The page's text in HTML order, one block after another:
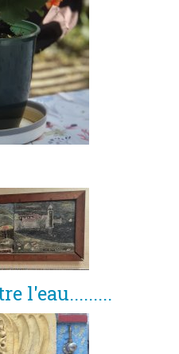
l'eau.........